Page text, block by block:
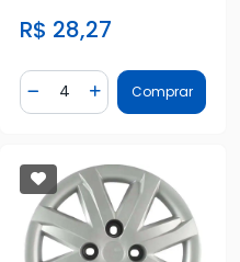
R$ 28,27
Diminuir Quantidade
Quantidade
AdicionarComprar